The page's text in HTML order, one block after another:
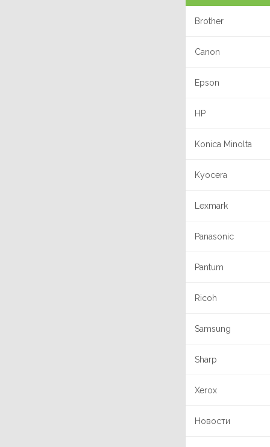
Brother
Canon
Epson
HP
Konica Minolta
Kyocera
Lexmark
Panasonic
Pantum
Ricoh
Samsung
Sharp
Xerox
Новости